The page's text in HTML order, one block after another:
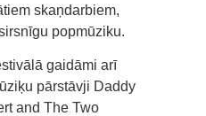
skaņdarbiem,
popmūziku.
gaidāmi arī
pārstāvji Daddy
and The Two